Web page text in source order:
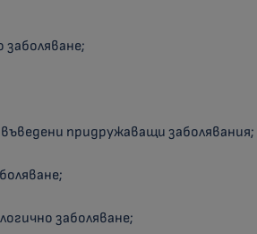
заболяване;
придружаващи заболявания;
заболяване;